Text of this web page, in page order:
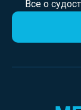
Все о